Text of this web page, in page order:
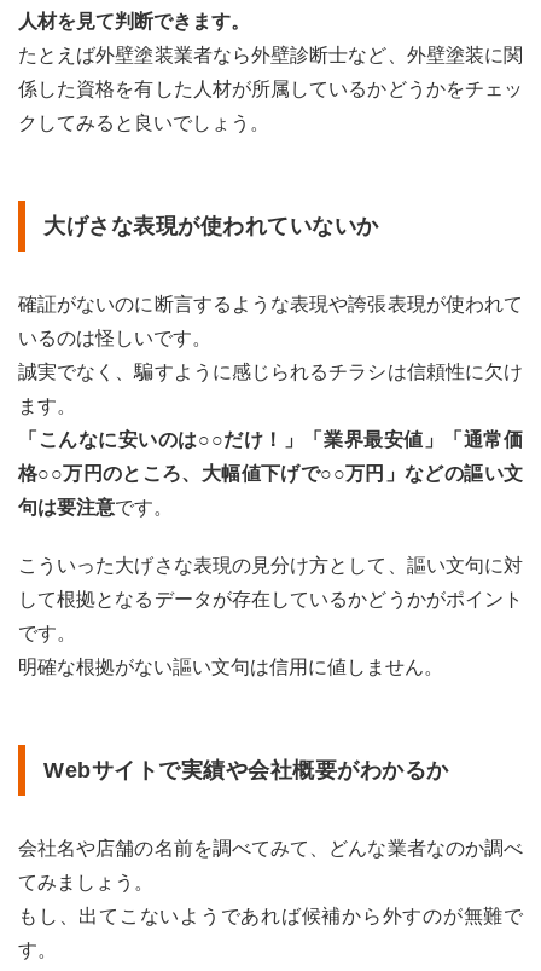
人材を見て判断できます。
たとえば外壁塗装業者なら外壁診断士など、外壁塗装に関
係した資格を有した人材が所属しているかどうかをチェッ
クしてみると良いでしょう。
大げさな表現が使われていないか
確証がないのに断言するような表現や誇張表現が使われて
いるのは怪しいです。
誠実でなく、騙すように感じられるチラシは信頼性に欠け
ます。
「こんなに安いのは○○だけ！」「業界最安値」「通常価
格○○万円のところ、大幅値下げで○○万円」などの謳い文
句は要注意です。
こういった大げさな表現の見分け方として、謳い文句に対
して根拠となるデータが存在しているかどうかがポイント
です。
明確な根拠がない謳い文句は信用に値しません。
Webサイトで実績や会社概要がわかるか
会社名や店舗の名前を調べてみて、どんな業者なのか調べ
てみましょう。
もし、出てこないようであれば候補から外すのが無難で
す。